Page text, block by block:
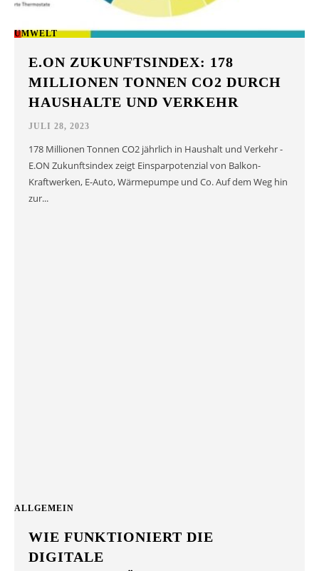
UMWELT
E.ON ZUKUNFTSINDEX: 178
MILLIONEN TONNEN CO2 DURCH
HAUSHALTE UND VERKEHR
JULI 28, 2023
178 Millionen Tonnen CO2 jährlich in Haushalt und Verkehr -
E.ON Zukunftsindex zeigt Einsparpotenzial von Balkon-
Kraftwerken, E-Auto, Wärmepumpe und Co. Auf dem Weg hin
zur...
ALLGEMEIN
WIE FUNKTIONIERT DIE
DIGITALE